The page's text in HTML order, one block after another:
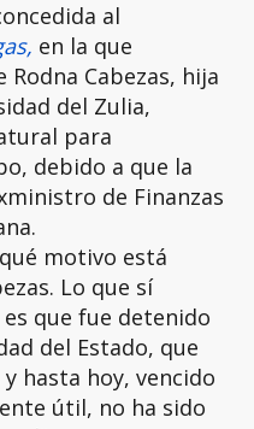
al
en la que
Cabezas, hija
del Zulia,
para
debido a que la
de Finanzas
motivo está
Lo que sí
que fue detenido
del Estado, que
hasta hoy, vencido
útil, no ha sido